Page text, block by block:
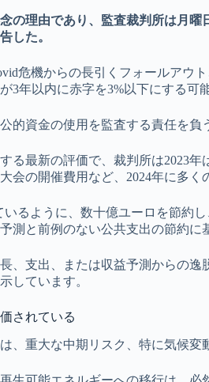
の理由であり、監査裁判所は月
した。
危機からの長引くフォールアウ
3年以内に赤字を3%以下にする可
的資金の使用を監査する責任を負
る最新の評価で、裁判所は2023
会の開催費用など、2024年に多く
るように、数十億ユーロを節約
測と前例のない公共支出の節約に
、支出、または収益予測からの
しています。
されている
、重大な中期リスク、特に気候